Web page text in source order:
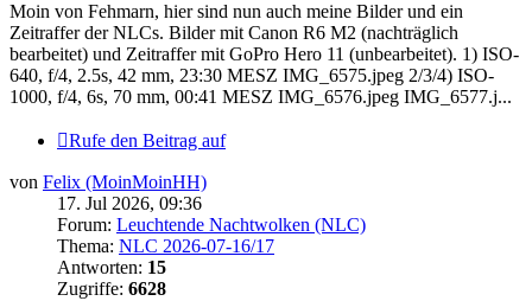
Moin von Fehmarn, hier sind nun auch meine Bilder und ein
Zeitraffer der NLCs. Bilder mit Canon R6 M2 (nachträglich
bearbeitet) und Zeitraffer mit GoPro Hero 11 (unbearbeitet). 1) ISO-
640, f/4, 2.5s, 42 mm, 23:30 MESZ IMG_6575.jpeg 2/3/4) ISO-
1000, f/4, 6s, 70 mm, 00:41 MESZ IMG_6576.jpeg IMG_6577.j...
Rufe den Beitrag auf
von Felix (MoinMoinHH)
17. Jul 2026, 09:36
Forum: Leuchtende Nachtwolken (NLC)
Thema: NLC 2026-07-16/17
Antworten: 15
Zugriffe: 6628